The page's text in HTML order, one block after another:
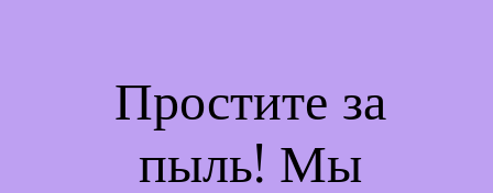
Простите за
пыль! Мы